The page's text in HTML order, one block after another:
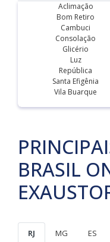
Aclimação
Bom Retiro
Cambuci
Consolação
Glicério
Luz
República
Santa Efigênia
Vila Buarque
BRASIL
RJ MG ES